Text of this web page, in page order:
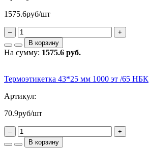
1575.6руб/шт
–
+
В корзину
На сумму: 1575.6 руб.
Термоэтикетка 43*25 мм 1000 эт /65 НБК
Артикул:
70.9руб/шт
–
+
В корзину